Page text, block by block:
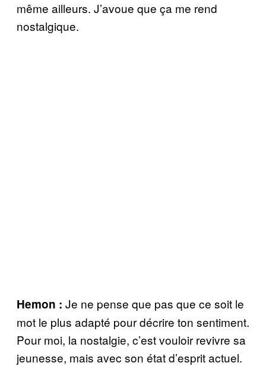
même ailleurs. J’avoue que ça me rend
nostalgique.
Hemon : Je ne pense que pas que ce soit le
mot le plus adapté pour décrire ton sentiment.
Pour moi, la nostalgie, c’est vouloir revivre sa
jeunesse, mais avec son état d’esprit actuel.